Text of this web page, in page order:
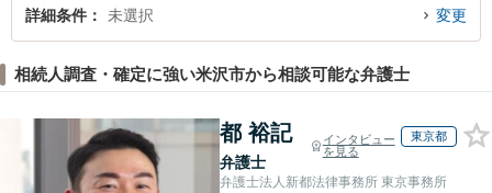
お困りの相談者さんにおすすめです。
詳細条件 未選択 変更
相続人調査・確定に強い米沢市から相談可能な弁護士
都 裕記
弁護士
インタビュー
を見る
東京都
弁護士法人新都法律事務所 東京事務所